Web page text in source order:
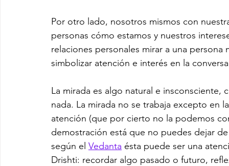
Por otro lado, nosotros mismos con
personas cómo estamos y nuestros
relaciones personales mirar a una
simbolizar atención e interés en la
La mirada es algo natural e
nada. La mirada no se trabaja excepto en
atención (que por cierto no la podemos
demostración está que no puedes dejar
según el Vedanta ésta puede ser una
Drishti: recordar algo pasado o futuro,